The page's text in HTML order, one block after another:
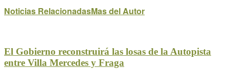
Noticias RelacionadasMas del Autor
El Gobierno reconstruirá las losas de la Autopista
entre Villa Mercedes y Fraga